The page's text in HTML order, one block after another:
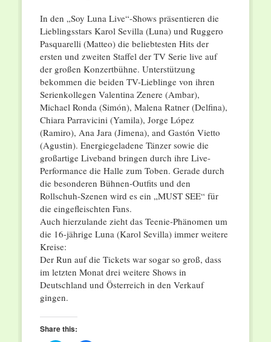
In den „Soy Luna Live“-Shows präsentieren die
Lieblingsstars Karol Sevilla (Luna) und Ruggero
Pasquarelli (Matteo) die beliebtesten Hits der
ersten und zweiten Staffel der TV Serie live auf
der großen Konzertbühne. Unterstützung
bekommen die beiden TV-Lieblinge von ihren
Serienkollegen Valentina Zenere (Ambar),
Michael Ronda (Simón), Malena Ratner (Delfina),
Chiara Parravicini (Yamila), Jorge López
(Ramiro), Ana Jara (Jimena), and Gastón Vietto
(Agustin). Energiegeladene Tänzer sowie die
großartige Liveband bringen durch ihre Live-
Performance die Halle zum Toben. Gerade durch
die besonderen Bühnen-Outfits und den
Rollschuh-Szenen wird es ein „MUST SEE“ für
die eingefleischten Fans.
Auch hierzulande zieht das Teenie-Phänomen um
die 16-jährige Luna (Karol Sevilla) immer weitere
Kreise:
Der Run auf die Tickets war sogar so groß, dass
im letzten Monat drei weitere Shows in
Deutschland und Österreich in den Verkauf
gingen.
Share this: